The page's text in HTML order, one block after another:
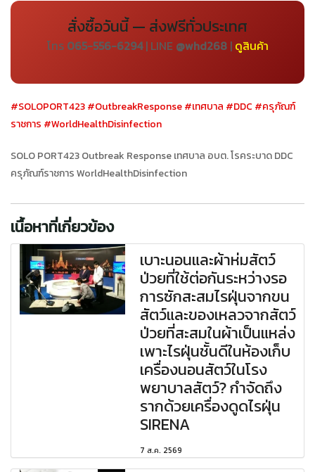
สั่งซื้อวันนี้ — ส่งฟรีทั่วประเทศ
โทร 065-556-6294| LINE @whd268| ดูสินค้า
#SOLOPORT423#OutbreakResponse#เทศบาล #DDC #ครุภัณฑ์
ราชการ #WorldHealthDisinfection
SOLO PORT423 Outbreak Response เทศบาล อบต. โรคระบาด DDC
ครุภัณฑ์ราชการ WorldHealthDisinfection
เนื้อหาที่เกี่ยวข้อง
เบาะนอนและผ้าห่มสัตว์
ป่วยที่ใช้ต่อกันระหว่างรอ
การซักสะสมไรฝุ่นจากขน
สัตว์และของเหลวจากสัตว์
ป่วยที่สะสมในผ้าเป็นแหล่ง
เพาะไรฝุ่นชั้นดีในห้องเก็บ
เครื่องนอนสัตว์ในโรง
พยาบาลสัตว์? กำจัดถึง
รากด้วยเครื่องดูดไรฝุ่น
SIRENA
7 ส.ค. 2569